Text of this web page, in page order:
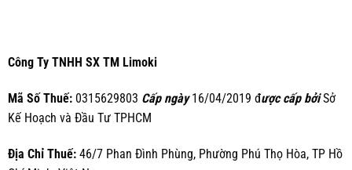
Công Ty TNHH SX TM Limoki
Mã Số Thuế:0315629803 Cấp ngày16/04/2019 được cấp bởiSở
Kế Hoạch và Đầu Tư TPHCM
Địa Chỉ Thuế:46/7 Phan Đình Phùng, Phường Phú Thọ Hòa, TP Hồ